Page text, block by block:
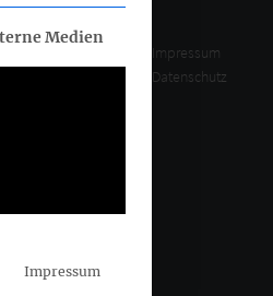
Impressum
Datenschutz
erteilt werden kann. Die
Medien
Impressum